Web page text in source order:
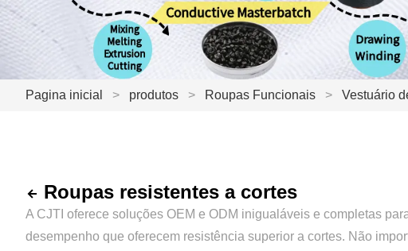
Pagina inicial > produtos > Roupas Funcionais > Vestuário
Roupas resistentes a cortes
A CJTI oferece soluções OEM e ODM inigualáveis ​​e completas
desempenho que oferecem resistência superior a cortes. Não